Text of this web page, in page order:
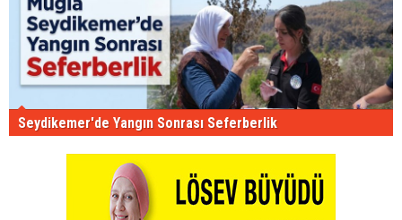
Seydikemer'de Yangın Sonrası Seferberlik